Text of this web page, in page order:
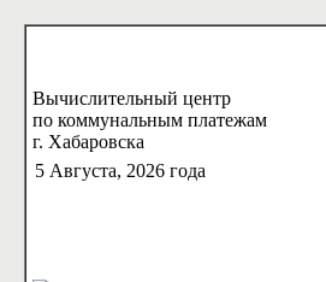
Вычислительный центр
по коммунальным платежам
г. Хабаровска
5 Августа, 2026 года